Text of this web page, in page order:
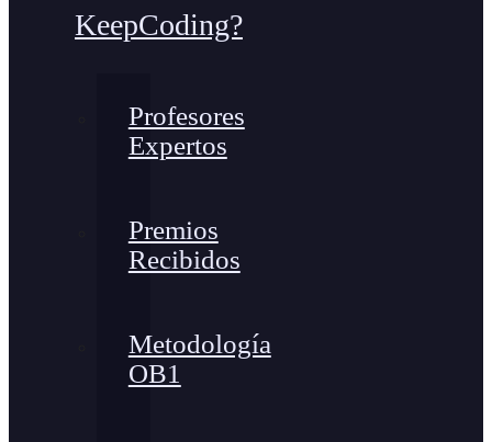
KeepCoding?
Profesores
Expertos
Premios
Recibidos
Metodología
OB1